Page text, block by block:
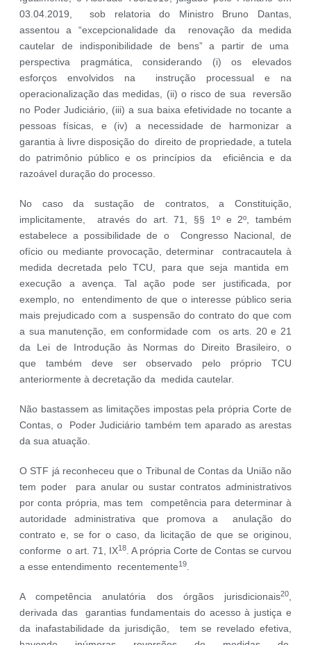
03.04.2019, sob relatoria do Ministro Bruno Dantas,
assentou a “excepcionalidade da renovação da medida
cautelar de indisponibilidade de bens” a partir de uma
perspectiva pragmática, considerando (i) os elevados
esforços envolvidos na instrução processual e na
operacionalização das medidas, (ii) o risco de sua reversão
no Poder Judiciário, (iii) a sua baixa efetividade no tocante a
pessoas físicas, e (iv) a necessidade de harmonizar a
garantia à livre disposição do direito de propriedade, a tutela
do patrimônio público e os princípios da eficiência e da
razoável duração do processo.
No caso da sustação de contratos, a Constituição,
implicitamente, através do art. 71, §§ 1º e 2º, também
estabelece a possibilidade de o Congresso Nacional, de
ofício ou mediante provocação, determinar contracautela à
medida decretada pelo TCU, para que seja mantida em
execução a avença. Tal ação pode ser justificada, por
exemplo, no entendimento de que o interesse público seria
mais prejudicado com a suspensão do contrato do que com
a sua manutenção, em conformidade com os arts. 20 e 21
da Lei de Introdução às Normas do Direito Brasileiro, o
que também deve ser observado pelo próprio TCU
anteriormente à decretação da medida cautelar.
Não bastassem as limitações impostas pela própria Corte de
Contas, o Poder Judiciário também tem aparado as arestas
da sua atuação.
O STF já reconheceu que o Tribunal de Contas da União não
tem poder para anular ou sustar contratos administrativos
por conta própria, mas tem competência para determinar à
autoridade administrativa que promova a anulação do
contrato e, se for o caso, da licitação de que se originou,
conforme o art. 71, IX18. A própria Corte de Contas se curvou
a esse entendimento recentemente19.
A competência anulatória dos órgãos jurisdicionais20,
derivada das garantias fundamentais do acesso à justiça e
da inafastabilidade da jurisdição, tem se revelado efetiva,